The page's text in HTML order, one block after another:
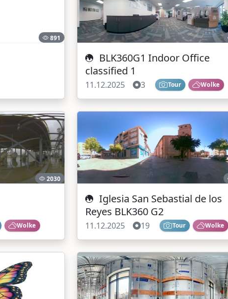
891
BLK360G1 Indoor Office
classified 1
11.12.2025 3 Tour Wolke
2030
Wolke
Iglesia San Sebastial de los
Reyes BLK360 G2
11.12.2025 19 Tour Wolke